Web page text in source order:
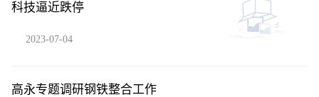
科技逼近跌停
2023-07-04
高永专题调研钢铁整合工作